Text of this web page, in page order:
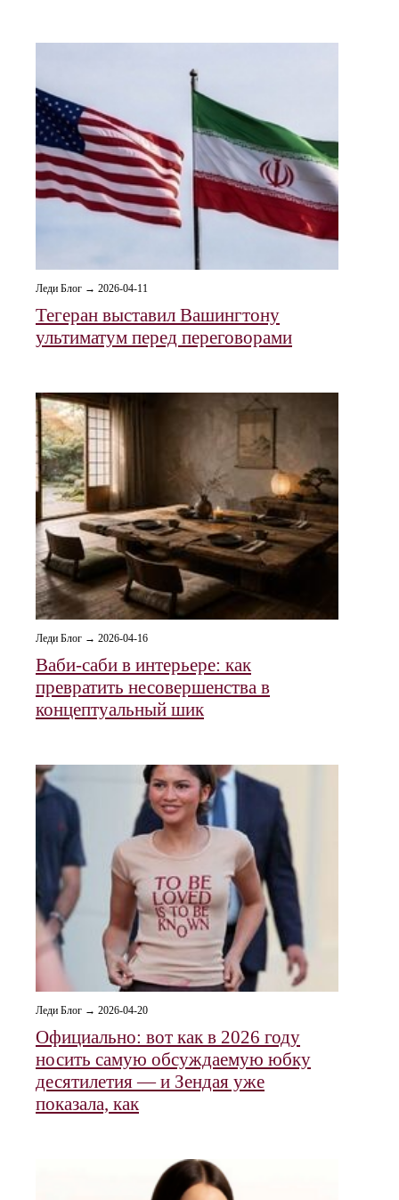
Леди Блог → 2026-04-11
Тегеран выставил Вашингтону
ультиматум перед переговорами
Леди Блог → 2026-04-16
Ваби-саби в интерьере: как
превратить несовершенства в
концептуальный шик
Леди Блог → 2026-04-20
Официально: вот как в 2026 году
носить самую обсуждаемую юбку
десятилетия — и Зендая уже
показала, как